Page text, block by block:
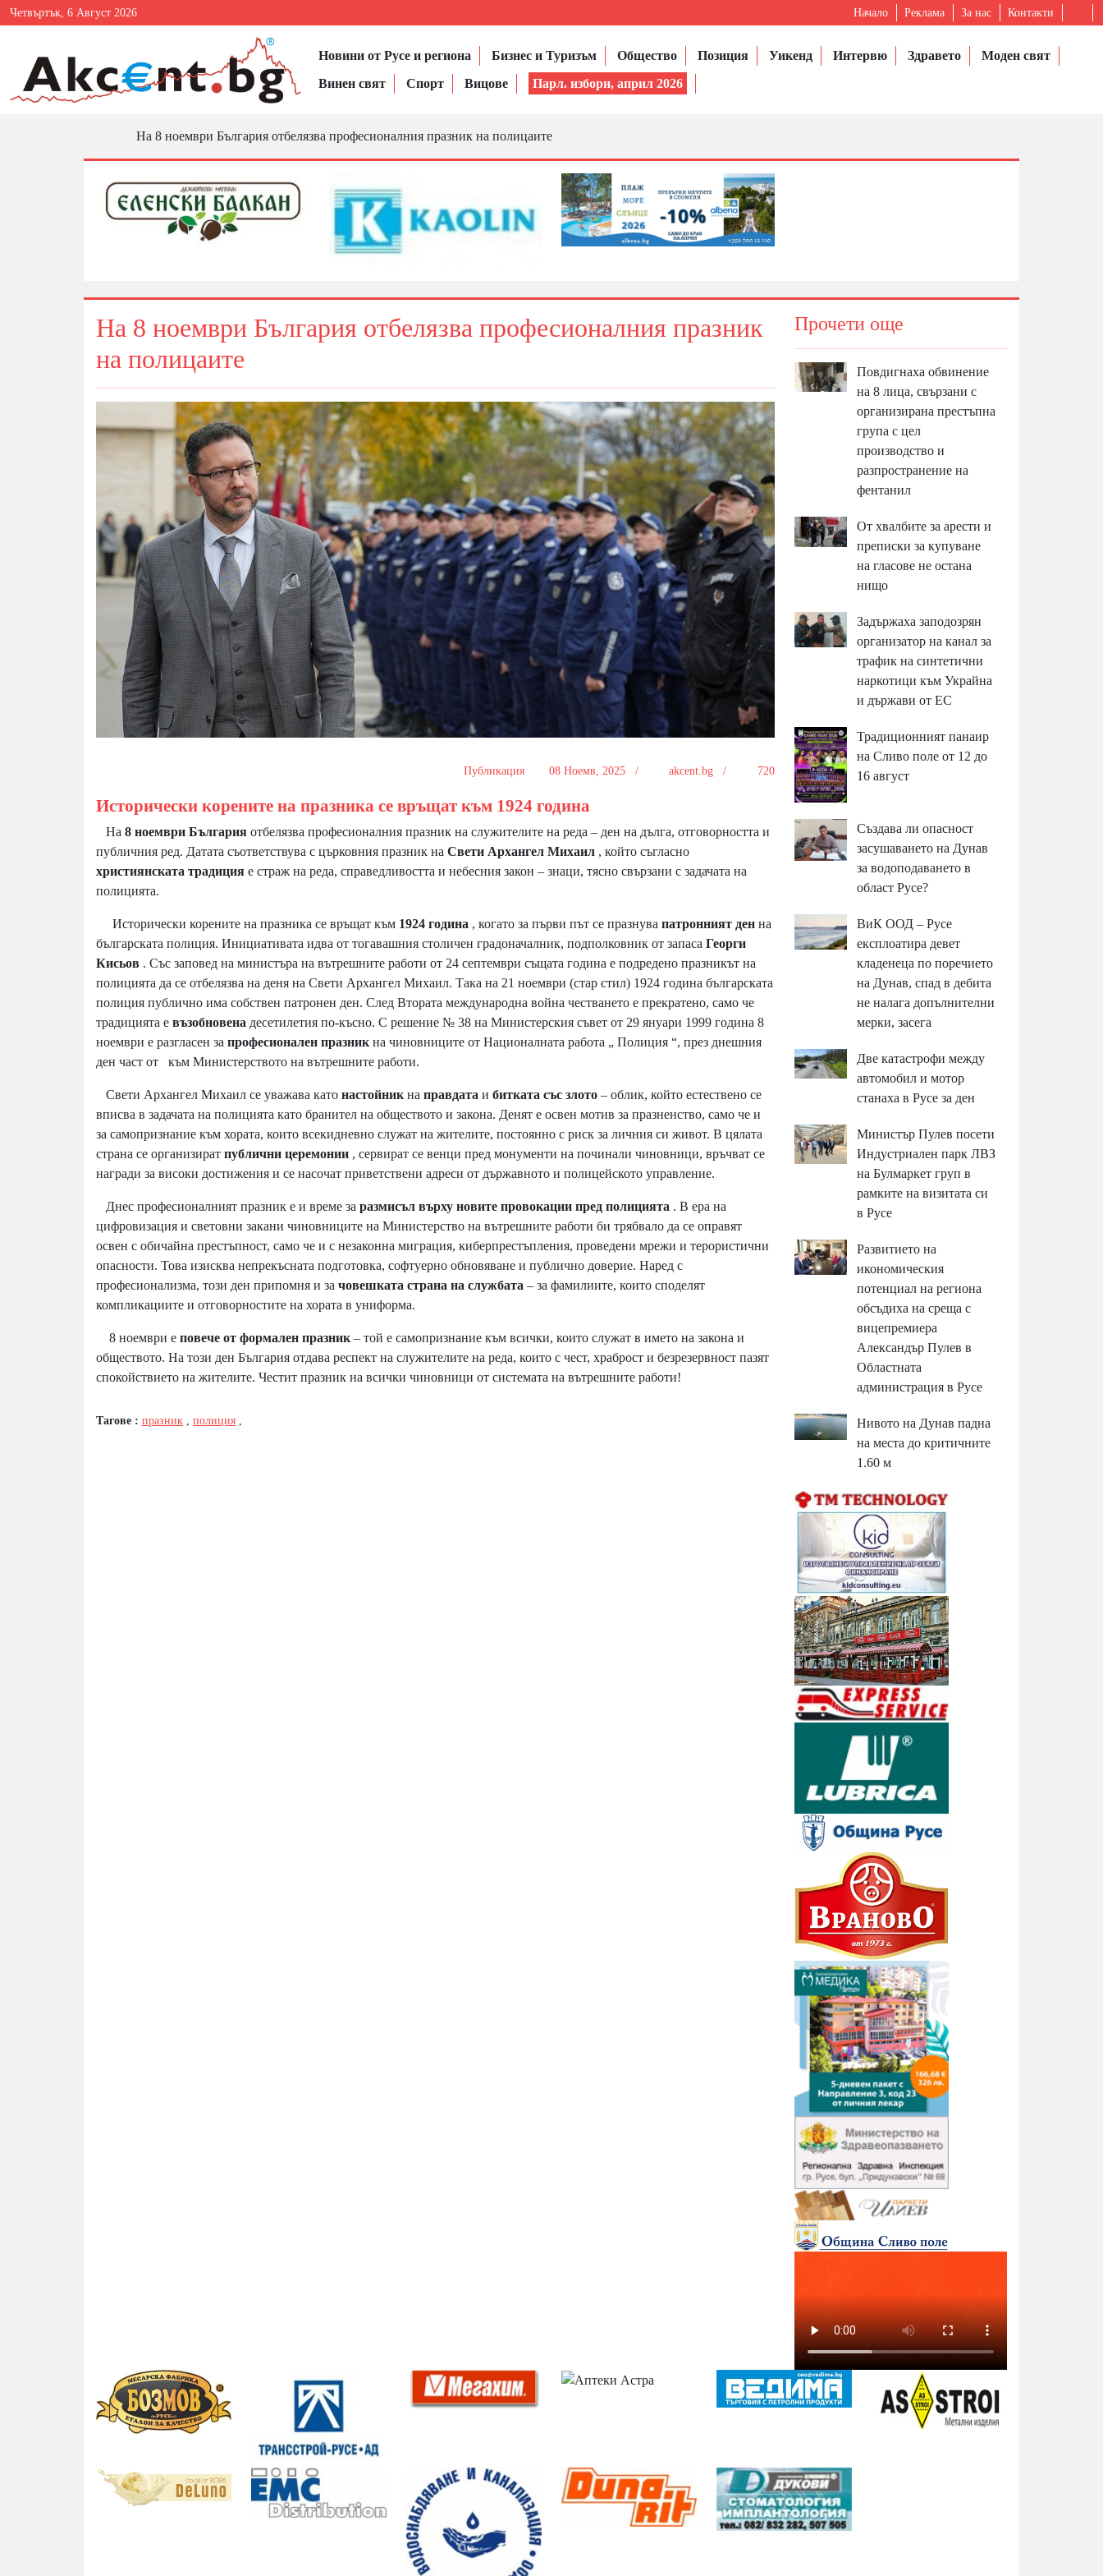
Четвъртък, 6 Август 2026 Начало Реклама За нас Контакти
Новини от Русе и региона Бизнес и Туризъм Общество Позиция Уикенд Интервю Здравето
Моден свят
Винен свят
Спорт Вицове Парл. избори, април 2026
На 8 ноември България отбелязва професионалния празник на полицаите
На 8 ноември България отбелязва професионалния празник
на полицаите
Публикация 08 Ноемв, 2025 / akcent.bg / 720
Исторически корените на празника се връщат към 1924 година
На 8 ноември България отбелязва професионалния празник на служителите на реда – ден на дълга, отговорността и
публичния ред. Датата съответствува с църковния празник на Свети Архангел Михаил , който съгласно
християнската традиция е страж на реда, справедливостта и небесния закон – знаци, тясно свързани с задачата на
полицията.
Исторически корените на празника се връщат към 1924 година , когато за първи път се празнува патронният ден на
българската полиция. Инициативата идва от тогавашния столичен градоначалник, подполковник от запаса Георги
Кисьов . Със заповед на министъра на вътрешните работи от 24 септември същата година е подредено празникът на
полицията да се отбелязва на деня на Свети Архангел Михаил. Така на 21 ноември (стар стил) 1924 година българската
полиция публично има собствен патронен ден. След Втората международна война честването е прекратено, само че
традицията е възобновена десетилетия по-късно. С решение № 38 на Министерския съвет от 29 януари 1999 година 8
ноември е разгласен за професионален празникна чиновниците от Националната работа „ Полиция “, през днешния
ден част от
към Министерството на вътрешните работи.
Свети Архангел Михаил се уважава като настойникна правдата и битката със злото – облик, който естествено се
вписва в задачата на полицията като бранител на обществото и закона. Денят е освен мотив за празненство, само че и
за самопризнание към хората, които всекидневно служат на жителите, постоянно с риск за личния си живот. В цялата
страна се организират публични церемонии , сервират се венци пред монументи на починали чиновници, връчват се
награди за високи достижения и се насочат приветствени адреси от държавното и полицейското управление.
Днес професионалният празник е и време за размисъл върху новите провокации пред полицията . В ера на
цифровизация и световни закани чиновниците на Министерство на вътрешните работи би трябвало да се оправят
освен с обичайна престъпност, само че и с незаконна миграция, киберпрестъпления, проведени мрежи и терористични
опасности. Това изисква непрекъсната подготовка, софтуерно обновяване и публично доверие. Наред с
професионализма, този ден припомня и за човешката страна на службата – за фамилиите, които споделят
компликациите и отговорностите на хората в униформа.
8 ноември е повече от формален празник– той е самопризнание към всички, които служат в името на закона и
обществото. На този ден България отдава респект на служителите на реда, които с чест, храброст и безрезервност пазят
спокойствието на жителите. Честит празник на всички чиновници от системата на вътрешните работи!
Тагове : празник , полиция ,
Прочети още
Повдигнаха обвинение
на 8 лица, свързани с
организирана престъпна
група с цел
производство и
разпространение на
фентанил
От хвалбите за арести и
преписки за купуване
на гласове не остана
нищо
Задържаха заподозрян
организатор на канал за
трафик на синтетични
наркотици към Украйна
и държави от ЕС
Традиционният панаир
на Сливо поле от 12 до
16 август
Създава ли опасност
засушаването на Дунав
за водоподаването в
област Русе?
ВиК ООД – Русе
експлоатира девет
кладенеца по поречието
на Дунав, спад в дебита
не налага допълнителни
мерки, засега
Две катастрофи между
автомобил и мотор
станаха в Русе за ден
Министър Пулев посети
Индустриален парк ЛВЗ
на Булмаркет груп в
рамките на визитата си
в Русе
Развитието на
икономическия
потенциал на региона
обсъдиха на среща с
вицепремиера
Александър Пулев в
Областната
администрация в Русе
Нивото на Дунав падна
на места до критичните
1.60 м